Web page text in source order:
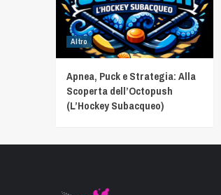
Altro
Apnea, Puck e Strategia: Alla
Scoperta dell’Octopush
(L’Hockey Subacqueo)